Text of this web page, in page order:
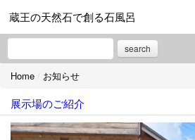
蔵王の天然石で創る石風呂
search
お知らせ
プロフィール
お問合せ
Home / お知らせ
展示場のご紹介